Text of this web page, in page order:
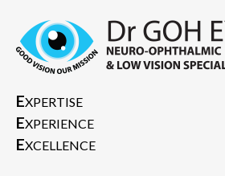
EXPERTISE
EXPERIENCE
EXCELLENCE